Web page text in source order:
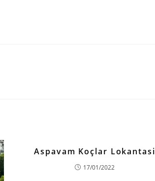
Aspavam Koçlar Lokantasi
17/01/2022